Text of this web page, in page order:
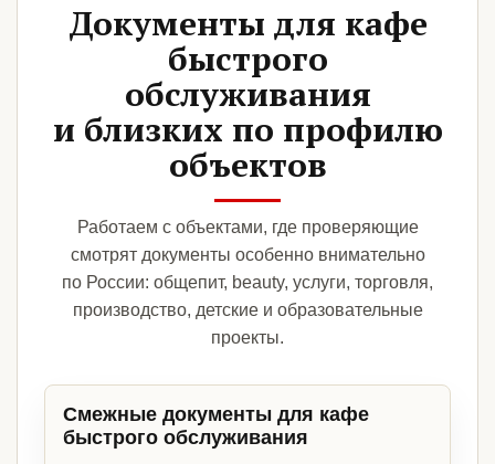
Документы для кафе
быстрого
обслуживания
и близких по профилю
объектов
Работаем с объектами, где проверяющие
смотрят документы особенно внимательно
по России: общепит, beauty, услуги, торговля,
производство, детские и образовательные
проекты.
Смежные документы для кафе
быстрого обслуживания